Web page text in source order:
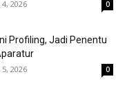
2026 0
Profiling, Jadi Penentu
2026 0